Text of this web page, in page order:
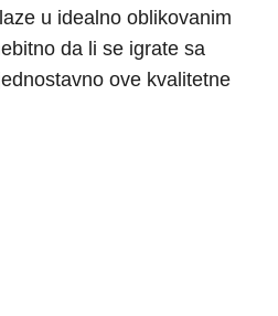
u idealno oblikovanim
da li se igrate sa
ove kvalitetne